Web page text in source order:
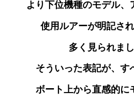
より下位機種のモデル、
使用ルアーが明記さ
多く見られま
そういった表記が、す
ボート上から直感的に